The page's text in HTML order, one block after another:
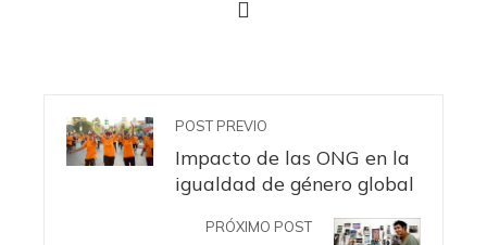
POST PREVIO
Impacto de las ONG en la
igualdad de género global
PRÓXIMO POST